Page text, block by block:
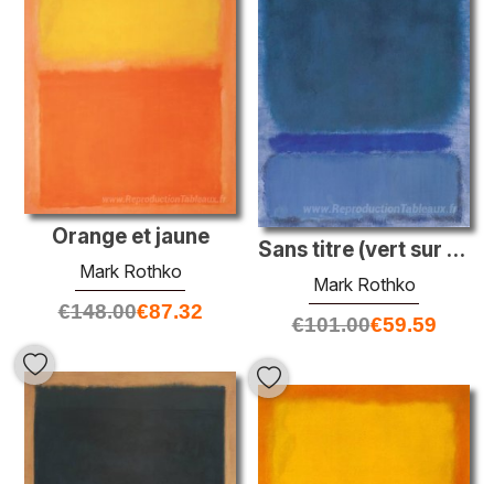
Sans titre (vert sur le bleu)
Mark Rothko
€101.00€59.59
Orange et jaune
Mark Rothko
€148.00€87.32